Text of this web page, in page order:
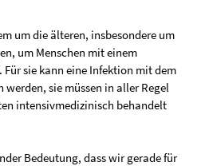
um die älteren, insbesondere um
um Menschen mit einem
sie kann eine Infektion mit dem
sie müssen in aller Regel
intensivmedizinisch behandelt
Bedeutung, dass wir gerade für